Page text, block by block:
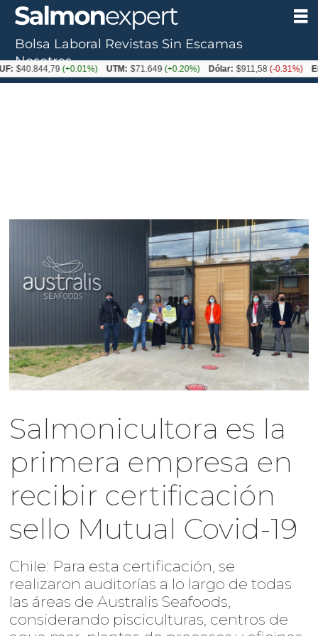
Salmonicultora es la
primera empresa en
recibir certificación
sello Mutual Covid-19
Chile: Para esta certificación, se
realizaron auditorías a lo largo de todas
las áreas de Australis Seafoods,
considerando pisciculturas, centros de
Bolsa Laboral Revistas Sin Escamas
Nosotros
(+0.01%) UTM: $71.649(+0.20%) Dólar: $911,58(-0.31%) Euro: